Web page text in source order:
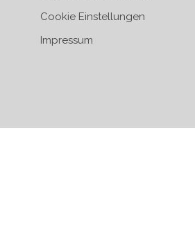
Cookie Einstellungen
Impressum